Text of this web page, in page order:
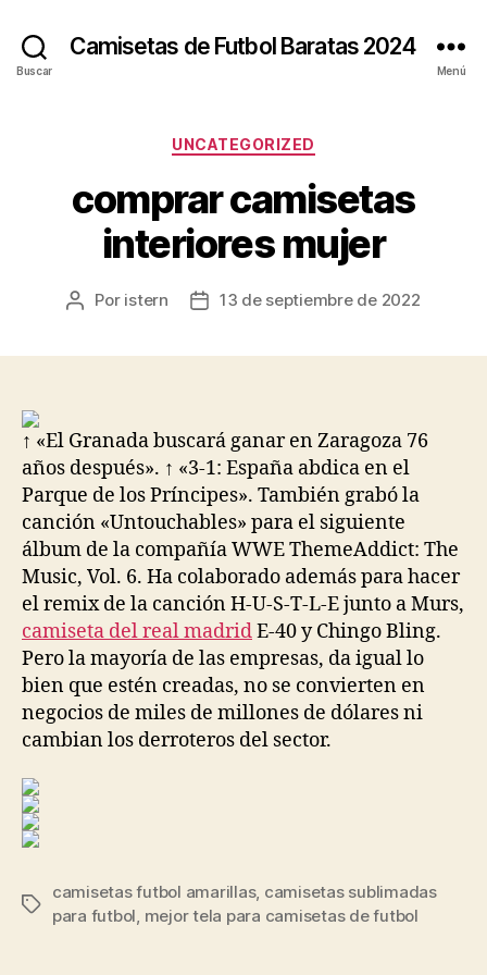
Buscar
Camisetas de Futbol Baratas 2024
Menú
Categorías
UNCATEGORIZED
comprar camisetas
interiores mujer
Autor
Por istern
Fecha13 de septiembre de 2022
↑ «El Granada buscará ganar en Zaragoza 76
años después». ↑ «3-1: España abdica en el
Parque de los Príncipes». También grabó la
canción «Untouchables» para el siguiente
álbum de la compañía WWE ThemeAddict: The
Music, Vol. 6. Ha colaborado además para hacer
el remix de la canción H-U-S-T-L-E junto a Murs,
camiseta del real madridE-40 y Chingo Bling.
Pero la mayoría de las empresas, da igual lo
bien que estén creadas, no se convierten en
negocios de miles de millones de dólares ni
cambian los derroteros del sector.
Etiquetas
camisetas futbol amarillas, camisetas sublimadas
para futbol, mejor tela para camisetas de futbol